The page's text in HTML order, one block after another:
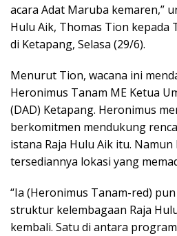
acara Adat Maruba kemaren,”
Hulu Aik, Thomas Tion kepada
di Ketapang, Selasa (29/6).
Menurut Tion, wacana ini
Heronimus Tanam ME Ketua
(DAD) Ketapang. Heronimus
berkomitmen mendukung
istana Raja Hulu Aik itu.
tersediannya lokasi yang
“Ia (Heronimus Tanam-red)
struktur kelembagaan Raja
kembali. Satu di antara